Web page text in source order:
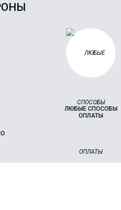
ЛЮБЫЕ СПОСОБЫ
ОПЛАТЫ